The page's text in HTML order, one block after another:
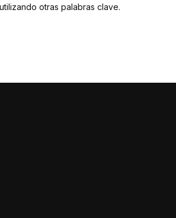
otras palabras clave.